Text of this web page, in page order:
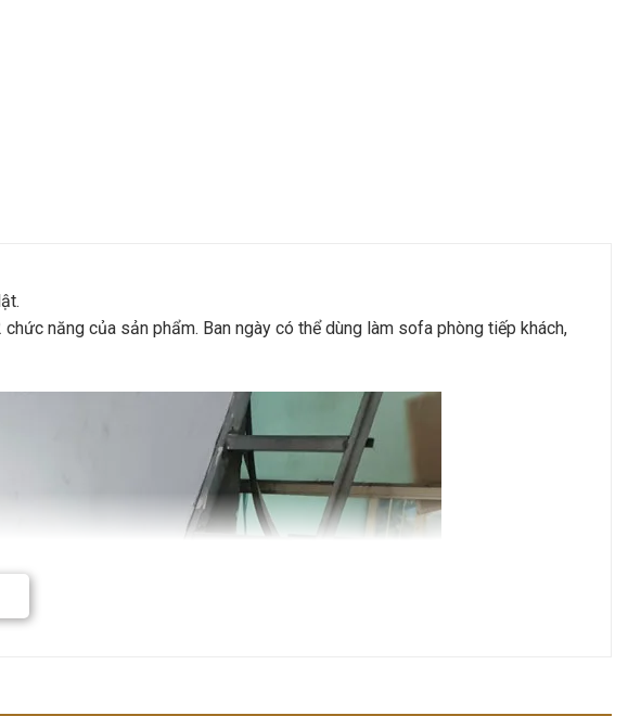
năng của sản phẩm. Ban ngày có thể dùng làm sofa phòng tiếp khách,